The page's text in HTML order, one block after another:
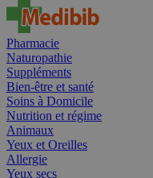
Pharmacie
Naturopathie
Suppléments
Bien-être et santé
Soins à Domicile
Nutrition et régime
Animaux
Yeux et Oreilles
Allergie
Yeux secs